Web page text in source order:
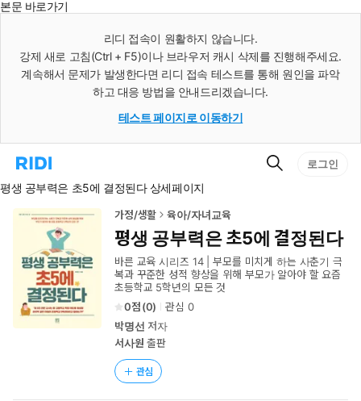
본문 바로가기
리디 접속이 원활하지 않습니다.
강제 새로 고침(Ctrl + F5)이나 브라우저 캐시 삭제를 진행해주세요.
계속해서 문제가 발생한다면 리디 접속 테스트를 통해 원인을 파악
하고 대응 방법을 안내드리겠습니다.
테스트 페이지로 이동하기
리
홈
로
검
로그인
평생 공부력은 초5에 결정된다 상세페이지
가정/생활 육아/자녀교육
평생 공부력은 초5에 결정된다
바른 교육 시리즈 14 | 부모를 미치게 하는 사춘기 극
복과 꾸준한 성적 향상을 위해 부모가 알아야 할 요즘
초등학교 5학년의 모든 것
0
(0) 관심 0
박명선 저자
서사원 출판
관심